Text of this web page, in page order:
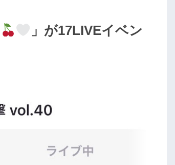
」が17LIVEイベン